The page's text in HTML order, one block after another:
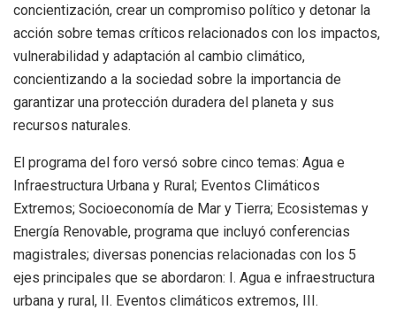
concientización, crear un compromiso político y detonar la
acción sobre temas críticos relacionados con los impactos,
vulnerabilidad y adaptación al cambio climático,
concientizando a la sociedad sobre la importancia de
garantizar una protección duradera del planeta y sus
recursos naturales.
El programa del foro versó sobre cinco temas: Agua e
Infraestructura Urbana y Rural; Eventos Climáticos
Extremos; Socioeconomía de Mar y Tierra; Ecosistemas y
Energía Renovable, programa que incluyó conferencias
magistrales; diversas ponencias relacionadas con los 5
ejes principales que se abordaron: I. Agua e infraestructura
urbana y rural, II. Eventos climáticos extremos, III.